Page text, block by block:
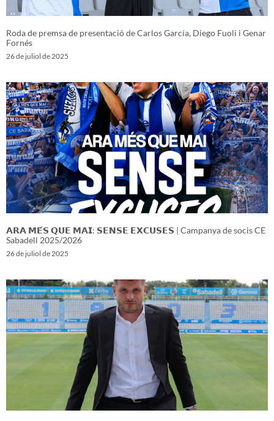
Roda de premsa de presentació de Carlos García, Diego Fuoli i Genar
Fornés
26 de juliol de 2025
𝗔𝗥𝗔 𝗠𝗘́𝗦 𝗤𝗨𝗘 𝗠𝗔𝗜: 𝗦𝗘𝗡𝗦𝗘 𝗘𝗫𝗖𝗨𝗦𝗘𝗦 | Campanya de socis CE
Sabadell 2025/2026
26 de juliol de 2025